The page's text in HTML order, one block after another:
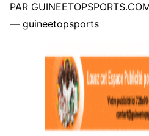
PAR
— guineetopsports